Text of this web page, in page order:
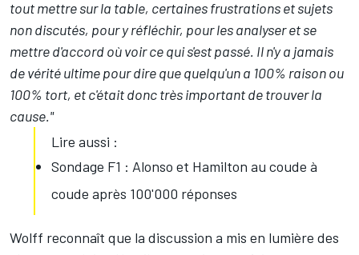
tout mettre sur la table, certaines frustrations et sujets
non discutés, pour y réfléchir, pour les analyser et se
mettre d'accord où voir ce qui s'est passé. Il n'y a jamais
de vérité ultime pour dire que quelqu'un a 100% raison ou
100% tort, et c'était donc très important de trouver la
cause."
Lire aussi :
Sondage F1 : Alonso et Hamilton au coude à
coude après 100'000 réponses
Wolff reconnaît que la discussion a mis en lumière des